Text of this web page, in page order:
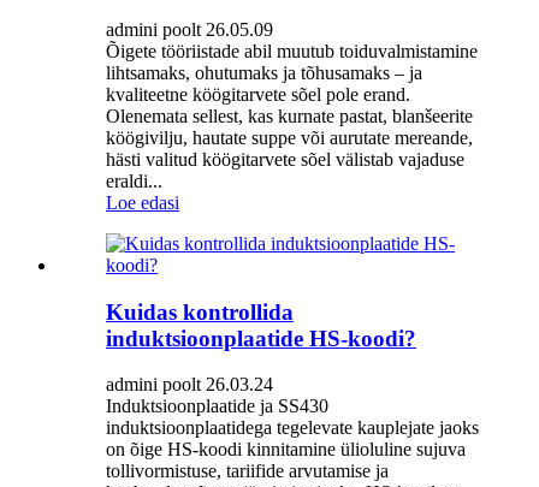
admini poolt 26.05.09
Õigete tööriistade abil muutub toiduvalmistamine
lihtsamaks, ohutumaks ja tõhusamaks – ja
kvaliteetne köögitarvete sõel pole erand.
Olenemata sellest, kas kurnate pastat, blanšeerite
köögivilju, hautate suppe või aurutate mereande,
hästi valitud köögitarvete sõel välistab vajaduse
eraldi...
Loe edasi
Kuidas kontrollida
induktsioonplaatide HS-koodi?
admini poolt 26.03.24
Induktsioonplaatide ja SS430
induktsioonplaatidega tegelevate kauplejate jaoks
on õige HS-koodi kinnitamine ülioluline sujuva
tollivormistuse, tariifide arvutamise ja